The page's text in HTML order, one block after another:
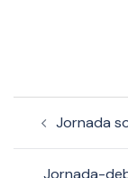
entradas
Jornada
Jornada-